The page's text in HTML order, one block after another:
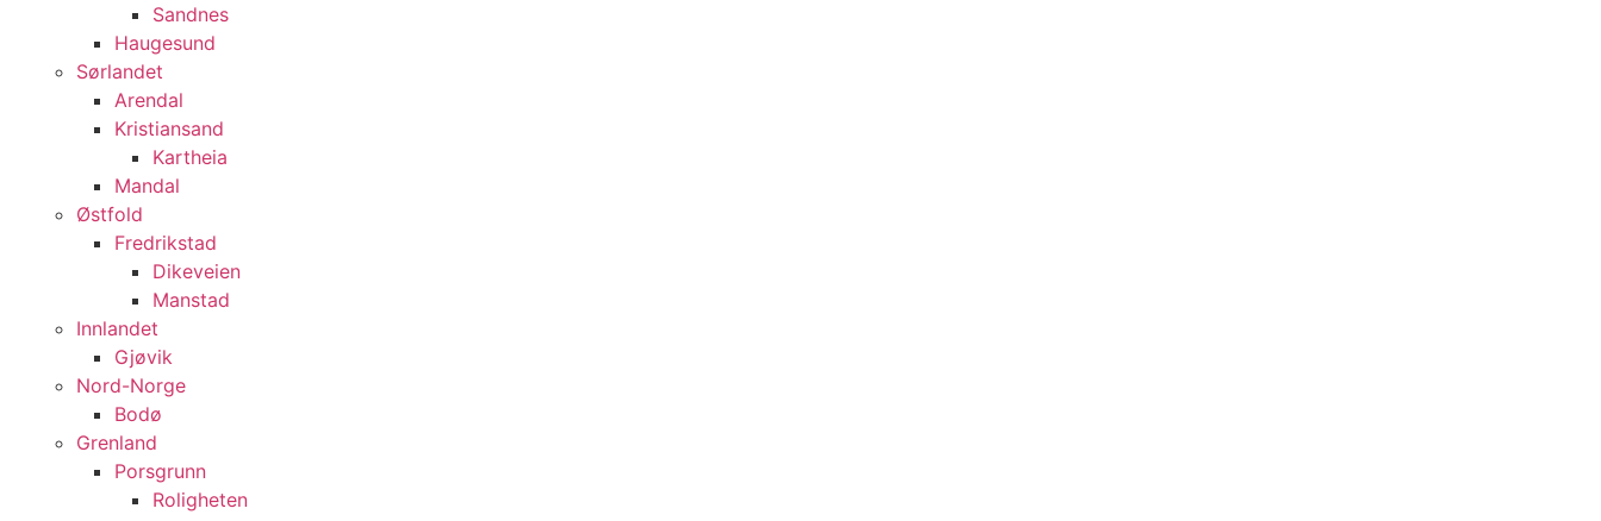
Sandnes
Haugesund
Sørlandet
Arendal
Kristiansand
Kartheia
Mandal
Østfold
Fredrikstad
Dikeveien
Manstad
Innlandet
Gjøvik
Nord-Norge
Bodø
Grenland
Porsgrunn
Roligheten